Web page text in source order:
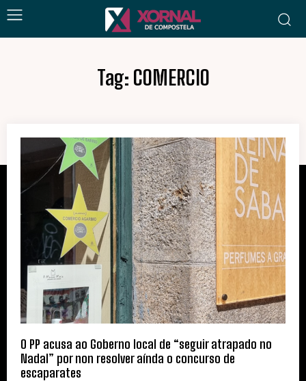
Tag: COMERCIO
O PP acusa ao Goberno local de “seguir atrapado no
Nadal” por non resolver aínda o concurso de
escaparates